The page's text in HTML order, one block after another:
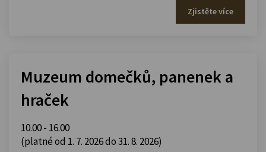
Zjistěte více
Muzeum domečků, panenek a
hraček
10.00 - 16.00
(platné od 1. 7. 2026 do 31. 8. 2026)